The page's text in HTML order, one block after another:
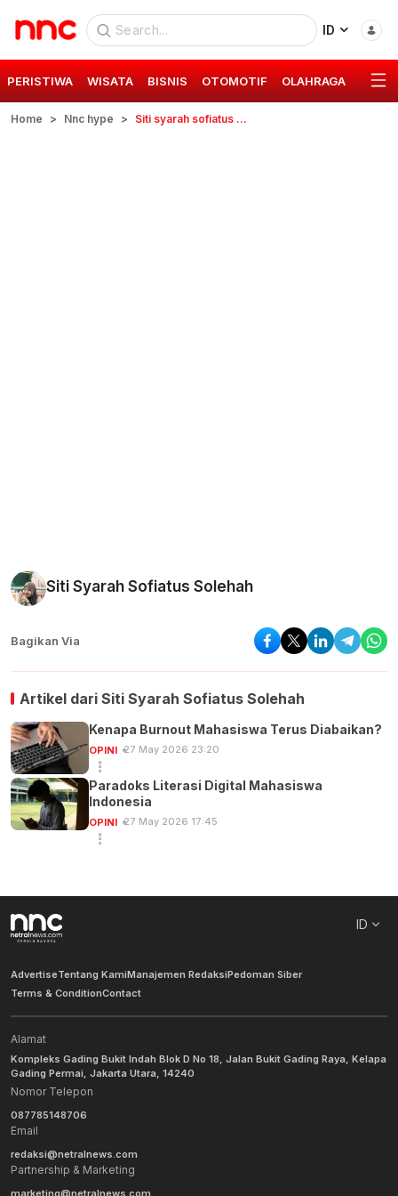
ID
PERISTIWA WISATA BISNIS OTOMOTIF OLAHRAGA GAYA
Home Nnc hype Siti syarah sofiatus solehah
Siti Syarah Sofiatus Solehah
Bagikan Via
Artikel dari Siti Syarah Sofiatus Solehah
Kenapa Burnout Mahasiswa Terus Diabaikan?
OPINI 27 May 2026 23:20
Paradoks Literasi Digital Mahasiswa
Indonesia
OPINI 27 May 2026 17:45
ID
AdvertiseTentang KamiManajemen RedaksiPedoman Siber
Terms & ConditionContact
Alamat
Kompleks Gading Bukit Indah Blok D No 18, Jalan Bukit Gading Raya, Kelapa
Gading Permai, Jakarta Utara, 14240
Nomor Telepon
087785148706
Email
redaksi@netralnews.com
Partnership & Marketing